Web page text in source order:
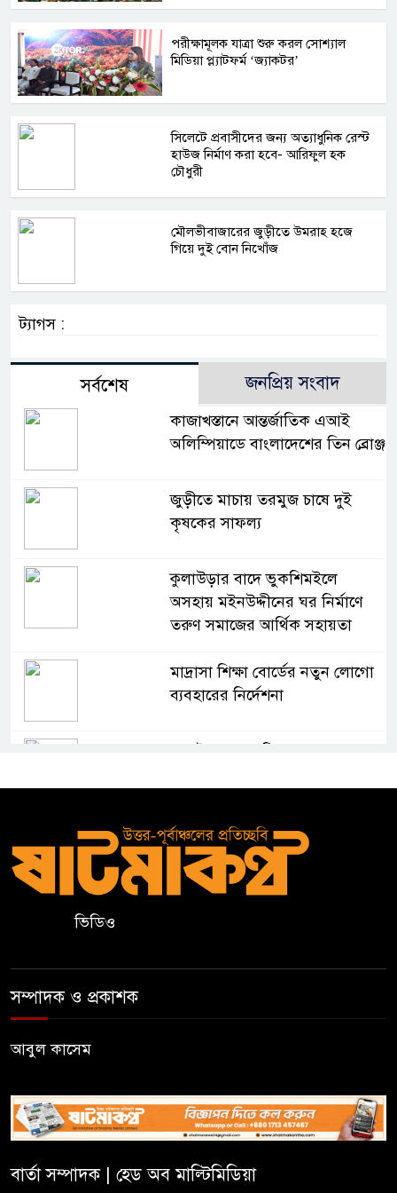
পরীক্ষামূলক যাত্রা শুরু করল সোশ্যাল
মিডিয়া প্ল্যাটফর্ম ‘জ্যাকটর’
সিলেটে প্রবাসীদের জন্য অত্যাধুনিক রেস্ট
হাউজ নির্মাণ করা হবে- আরিফুল হক
চৌধুরী
মৌলভীবাজারের জুড়ীতে উমরাহ হজে
গিয়ে দুই বোন নিখোঁজ
ট্যাগস :
সর্বশেষ জনপ্রিয় সংবাদ
কাজাখস্তানে আন্তর্জাতিক এআই
অলিম্পিয়াডে বাংলাদেশের তিন ব্রোঞ্জ
জুড়ীতে মাচায় তরমুজ চাষে দুই
কৃষকের সাফল্য
কুলাউড়ার বাদে ভুকশিমইলে
অসহায় মইনউদ্দীনের ঘর নির্মাণে
তরুণ সমাজের আর্থিক সহায়তা
মাদ্রাসা শিক্ষা বোর্ডের নতুন লোগো
ব্যবহারের নির্দেশনা
কুলাউড়ায় একাধিক মামলার
কুলাউড়ার ভাটেরা স্টেশন বাজারে
বিট পুলিশিং সভা অনুষ্ঠিত
নেতাকে অব্যাহতি
সিলেটে সিভিটেক বিল্ডার্সে বিভিন্ন
পদে জনবল নিয়োগ
হাই কমিশনের কর্মকর্তা পরিচয়ে
ভিডিও
সম্পাদক ও প্রকাশক
আবুল কাসেম
বার্তা সম্পাদক | হেড অব মাল্টিমিডিয়া